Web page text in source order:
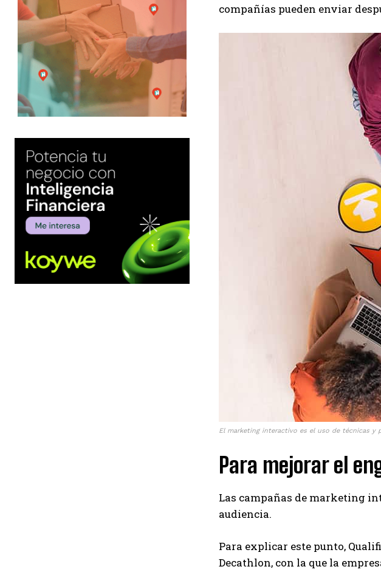
compañías pueden enviar
El marketing interactivo es el uso de técnicas y
Para mejorar el
Las campañas de marketing
audiencia.
Para explicar este punto,
Decathlon, con la que la